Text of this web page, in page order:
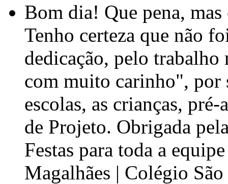
Bom dia! Que pena,
Tenho certeza que não
dedicação, pelo
com muito carinho", por
escolas, as crianças, pré-
de Projeto. Obrigada
Festas para toda a
Magalhães | Colégio